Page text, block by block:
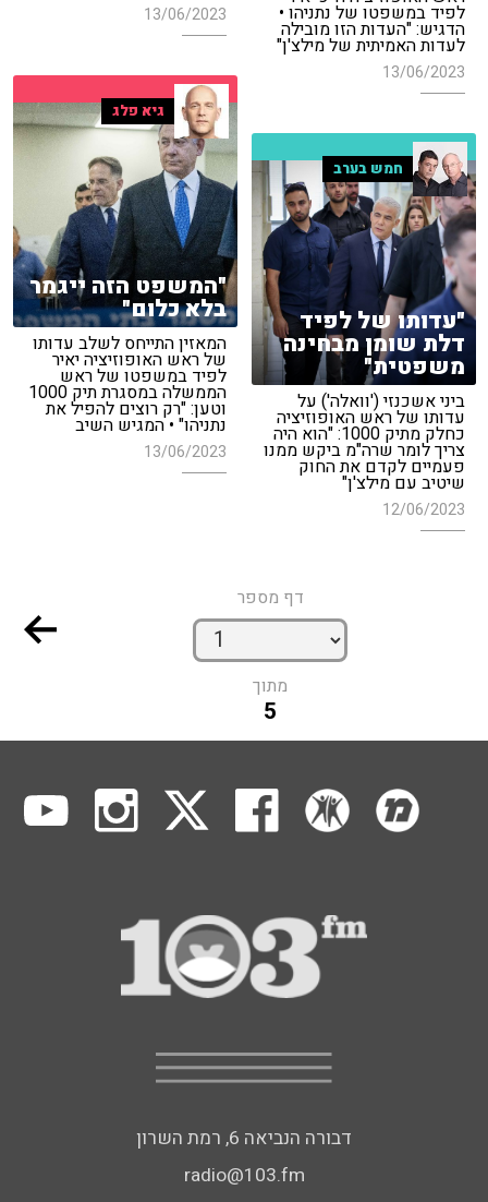
13/06/2023 לפיד במשפטו של נתניהו •
הדגיש: "העדות הזו מובילה
לעדות האמיתית של מילצ'ן"
13/06/2023
גיא פלג
"המשפט הזה ייגמר
בלא כלום"
המאזין התייחס לשלב עדותו
של ראש האופוזיציה יאיר
לפיד במשפטו של ראש
הממשלה במסגרת תיק 1000
וטען: "רק רוצים להפיל את
נתניהו" • המגיש השיב
13/06/2023
חמש בערב
"עדותו של לפיד
דלת שומן מבחינה
משפטית"
ביני אשכנזי ('וואלה') על
עדותו של ראש האופוזיציה
כחלק מתיק 1000: "הוא היה
צריך לומר שרה"מ ביקש ממנו
פעמיים לקדם את החוק
שיטיב עם מילצ'ן"
12/06/2023
דף מספר
מתוך
5
דבורה הנביאה 6, רמת השרון
radio@103.fm